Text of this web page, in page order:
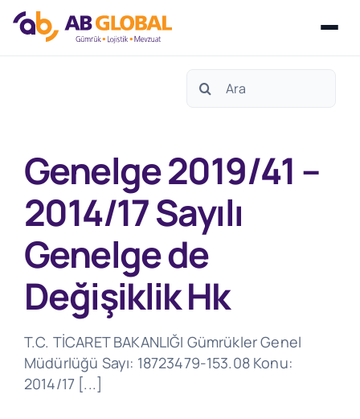
Search
Genelge 2019/41 –
2014/17 Sayılı
Genelge de
Değişiklik Hk
T.C. TİCARET BAKANLIĞI Gümrükler Genel
Müdürlüğü Sayı: 18723479-153.08 Konu:
2014/17 [...]